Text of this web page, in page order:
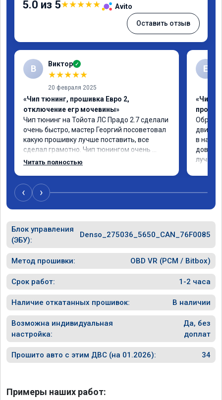
5.0 из 5★★★★★ Avito
Оставить отзыв
В Виктор ✓
★★★★★
20 февраля 2025
«Чип тюнинг, прошивка Евро 2,
отключение егр мочевины»
Чип тюнинг на Тойота ЛС Прадо 2.7 сделали
очень быстро, мастер Георгий посоветовал
какую прошивку лучше поставить, все
сделал грамотно. Чип тюнингом очень
доволен, машина ожила немного, отзыв на
работать лучше, пропали провалы. Расход
топлива остался таким же, но динамика
улучшилась. Советую этот сервис всем.
Читать полностью
Е
«Чип
в
лучше.
‹ ›
Блок управления
(ЭБУ):
Denso_275036_5650_CAN_76F0085
Метод прошивки: OBD VR (PCM / Bitbox)
Срок работ: 1-2 часа
Наличие откатанных прошивок: В наличии
Возможна индивидуальная
настройка:
Да, без
доплат
Прошито авто с этим ДВС (на 01.2026): 34
Примеры наших работ: